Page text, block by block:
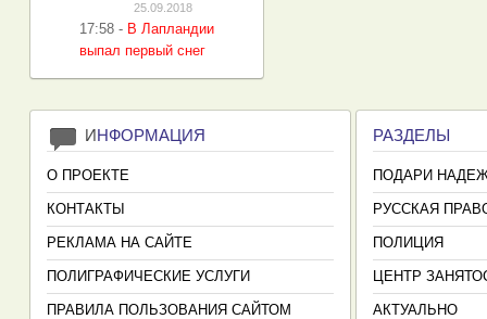
25.09.2018
17:58 - В Лапландии
выпал первый снег
ИНФОРМАЦИЯ
О ПРОЕКТЕ
КОНТАКТЫ
РЕКЛАМА НА САЙТЕ
ПОЛИГРАФИЧЕСКИЕ УСЛУГИ
ПРАВИЛА ПОЛЬЗОВАНИЯ САЙТОМ
РАЗДЕЛЫ
ПОДАРИ
РУССКАЯ
ПОЛИЦИЯ
ЦЕНТР
АКТУАЛЬНО